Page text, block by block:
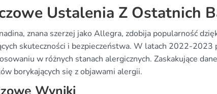
Ustalenia Z Ostatnich
znana szerzej jako Allegra, zdobija popularność
skuteczności i bezpieczeństwa. W latach 2022-2023
w różnych stanach alergicznych. Zaskakujące
borykających się z objawami alergii.